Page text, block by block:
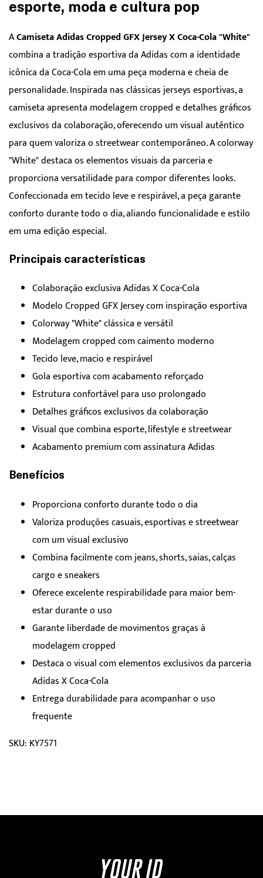
esporte, moda e cultura pop
ACamiseta Adidas Cropped GFX Jersey X Coca-Cola "White"
combina a tradição esportiva da Adidas com a identidade
icônica da Coca-Cola em uma peça moderna e cheia de
personalidade. Inspirada nas clássicas jerseys esportivas, a
camiseta apresenta modelagem cropped e detalhes gráficos
exclusivos da colaboração, oferecendo um visual autêntico
para quem valoriza o streetwear contemporâneo. A colorway
"White" destaca os elementos visuais da parceria e
proporciona versatilidade para compor diferentes looks.
Confeccionada em tecido leve e respirável, a peça garante
conforto durante todo o dia, aliando funcionalidade e estilo
em uma edição especial.
Principais características
Colaboração exclusiva Adidas X Coca-Cola
Modelo Cropped GFX Jersey com inspiração esportiva
Colorway "White" clássica e versátil
Modelagem cropped com caimento moderno
Tecido leve, macio e respirável
Gola esportiva com acabamento reforçado
Estrutura confortável para uso prolongado
Detalhes gráficos exclusivos da colaboração
Visual que combina esporte, lifestyle e streetwear
Acabamento premium com assinatura Adidas
Benefícios
Proporciona conforto durante todo o dia
Valoriza produções casuais, esportivas e streetwear
com um visual exclusivo
Combina facilmente com jeans, shorts, saias, calças
cargo e sneakers
Oferece excelente respirabilidade para maior bem-
estar durante o uso
Garante liberdade de movimentos graças à
modelagem cropped
Destaca o visual com elementos exclusivos da parceria
Adidas X Coca-Cola
Entrega durabilidade para acompanhar o uso
frequente
SKU: KY7571